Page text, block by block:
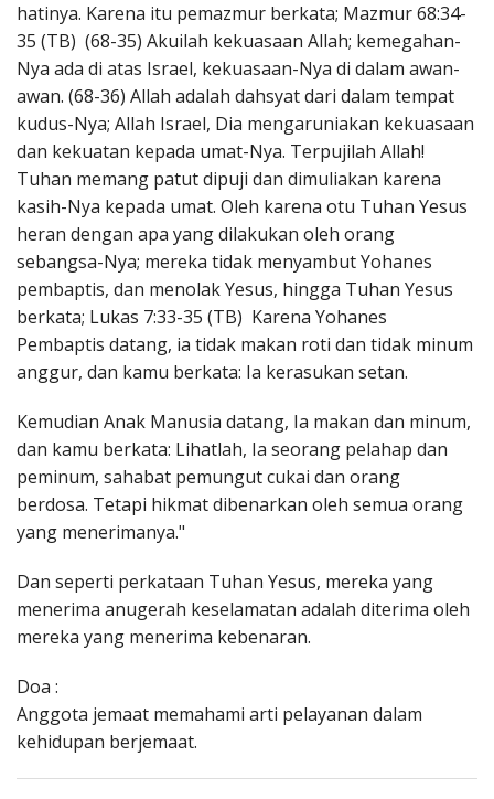
hatinya. Karena itu pemazmur berkata; Mazmur 68:34-
35 (TB) (68-35) Akuilah kekuasaan Allah; kemegahan-
Nya ada di atas Israel, kekuasaan-Nya di dalam awan-
awan. (68-36) Allah adalah dahsyat dari dalam tempat
kudus-Nya; Allah Israel, Dia mengaruniakan kekuasaan
dan kekuatan kepada umat-Nya. Terpujilah Allah!
Tuhan memang patut dipuji dan dimuliakan karena
kasih-Nya kepada umat. Oleh karena otu Tuhan Yesus
heran dengan apa yang dilakukan oleh orang
sebangsa-Nya; mereka tidak menyambut Yohanes
pembaptis, dan menolak Yesus, hingga Tuhan Yesus
berkata; Lukas 7:33-35 (TB) Karena Yohanes
Pembaptis datang, ia tidak makan roti dan tidak minum
anggur, dan kamu berkata: Ia kerasukan setan.
Kemudian Anak Manusia datang, Ia makan dan minum,
dan kamu berkata: Lihatlah, Ia seorang pelahap dan
peminum, sahabat pemungut cukai dan orang
berdosa. Tetapi hikmat dibenarkan oleh semua orang
yang menerimanya."
Dan seperti perkataan Tuhan Yesus, mereka yang
menerima anugerah keselamatan adalah diterima oleh
mereka yang menerima kebenaran.
Doa :
Anggota jemaat memahami arti pelayanan dalam
kehidupan berjemaat.